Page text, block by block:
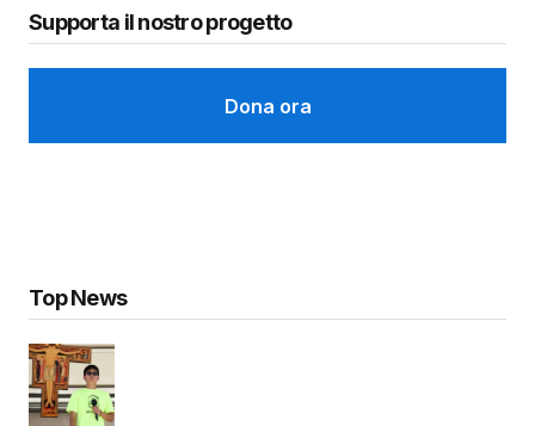
Supporta il nostro progetto
Dona ora
Top News